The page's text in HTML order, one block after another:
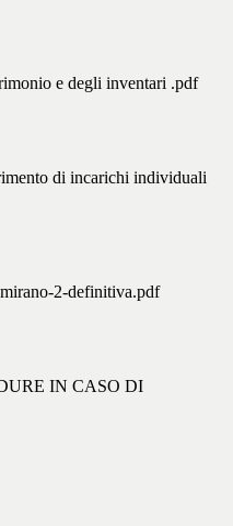
e degli inventari .pdf
di incarichi individuali
2-definitiva.pdf
IN CASO DI